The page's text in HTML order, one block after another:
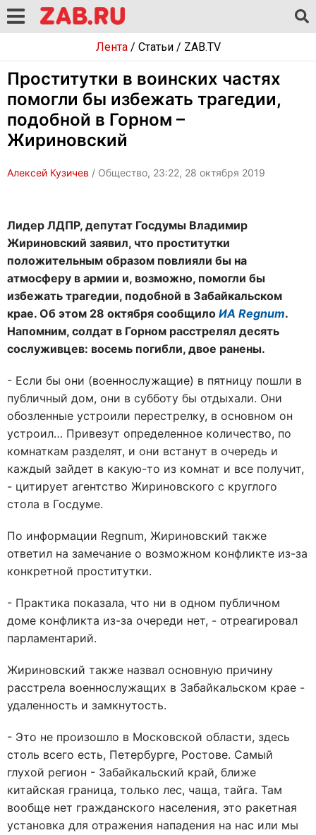
Лента/ Статьи/ ZAB.TV
Проститутки в воинских частях
помогли бы избежать трагедии,
подобной в Горном –
Жириновский
Алексей Кузичев / Общество, 23:22, 28 октября 2019
Лидер ЛДПР, депутат Госдумы Владимир
Жириновский заявил, что проститутки
положительным образом повлияли бы на
атмосферу в армии и, возможно, помогли бы
избежать трагедии, подобной в Забайкальском
крае. Об этом 28 октября сообщило ИА Regnum.
Напомним, солдат в Горном расстрелял десять
сослуживцев: восемь погибли, двое ранены.
- Если бы они (военнослужащие) в пятницу пошли в
публичный дом, они в субботу бы отдыхали. Они
обозленные устроили перестрелку, в основном он
устроил… Привезут определенное количество, по
комнаткам разделят, и они встанут в очередь и
каждый зайдет в какую-то из комнат и все получит,
- цитирует агентство Жириновского с круглого
стола в Госдуме.
По информации Regnum, Жириновский также
ответил на замечание о возможном конфликте из-за
конкретной проститутки.
- Практика показала, что ни в одном публичном
доме конфликта из-за очереди нет, - отреагировал
парламентарий.
Жириновский также назвал основную причину
расстрела военнослужащих в Забайкальском крае -
удаленность и замкнутость.
- Это не произошло в Московской области, здесь
столь всего есть, Петербурге, Ростове. Самый
глухой регион - Забайкальский край, ближе
китайская граница, только лес, чаща, тайга. Там
вообще нет гражданского населения, это ракетная
установка для отражения нападения на нас или мы